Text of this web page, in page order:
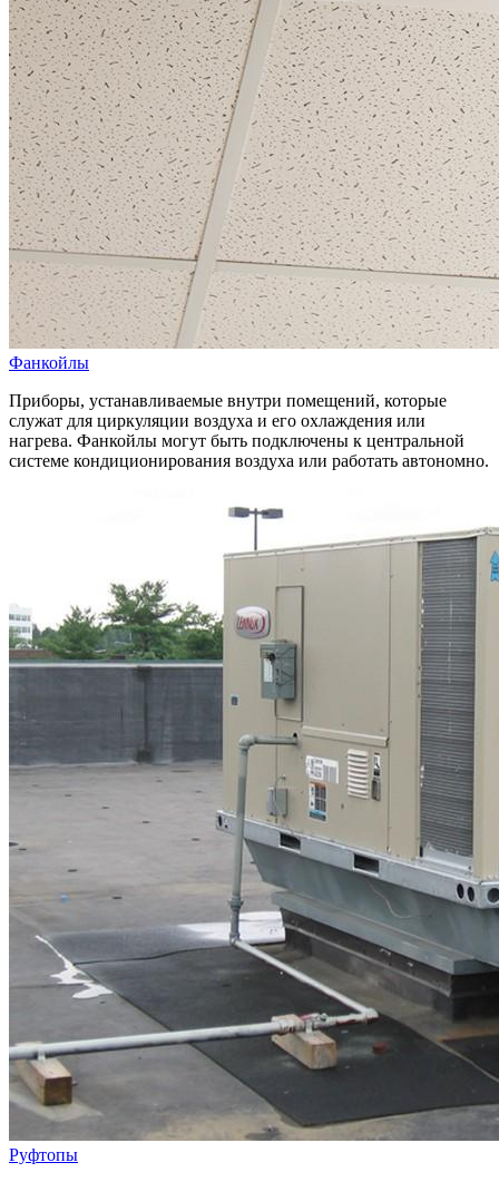
Фанкойлы
Приборы, устанавливаемые внутри помещений, которые
служат для циркуляции воздуха и его охлаждения или
нагрева. Фанкойлы могут быть подключены к центральной
системе кондиционирования воздуха или работать автономно.
Руфтопы